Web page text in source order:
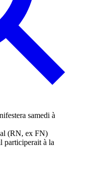
(RN, ex FN)
participerait à la